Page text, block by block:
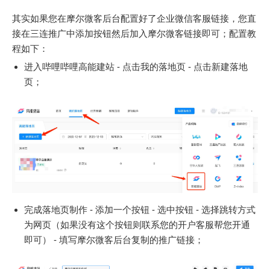
其实如果您在摩尔微客后台配置好了企业微信客服链接，您直
接在三连推广中添加按钮然后加入摩尔微客链接即可；配置教
程如下：
进入哔哩哔哩高能建站 - 点击我的落地页 - 点击新建落地
页；
完成落地页制作 - 添加一个按钮 - 选中按钮 - 选择跳转方式
为网页（如果没有这个按钮则联系您的开户客服帮您开通
即可） - 填写摩尔微客后台复制的推广链接；